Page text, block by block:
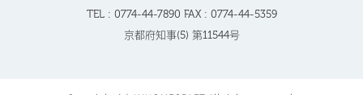
TEL : 0774-44-7890 FAX : 0774-44-5359
京都府知事(5) 第11544号